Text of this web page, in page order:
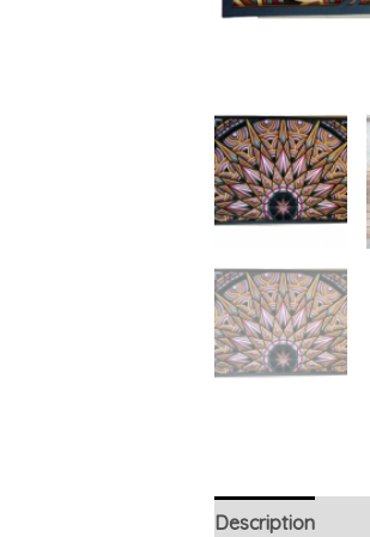
Description